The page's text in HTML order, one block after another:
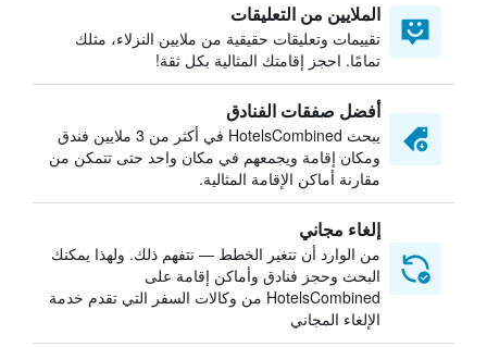
الملايين من التعليقات
تقييمات وتعليقات حقيقية من ملايين النزلاء، مثلك
تمامًا. احجز إقامتك المثالية بكل ثقة!
أفضل صفقات الفنادق
يبحث HotelsCombined في أكثر من 3 ملايين فندق
ومكان إقامة ويجمعهم في مكان واحد حتى تتمكن من
مقارنة أماكن الإقامة المثالية.
إلغاء مجاني
من الوارد أن تتغير الخطط — نتفهم ذلك. ولهذا يمكنك
البحث وحجز فنادق وأماكن إقامة على
HotelsCombined من وكالات السفر التي تقدم خدمة
الإلغاء المجاني